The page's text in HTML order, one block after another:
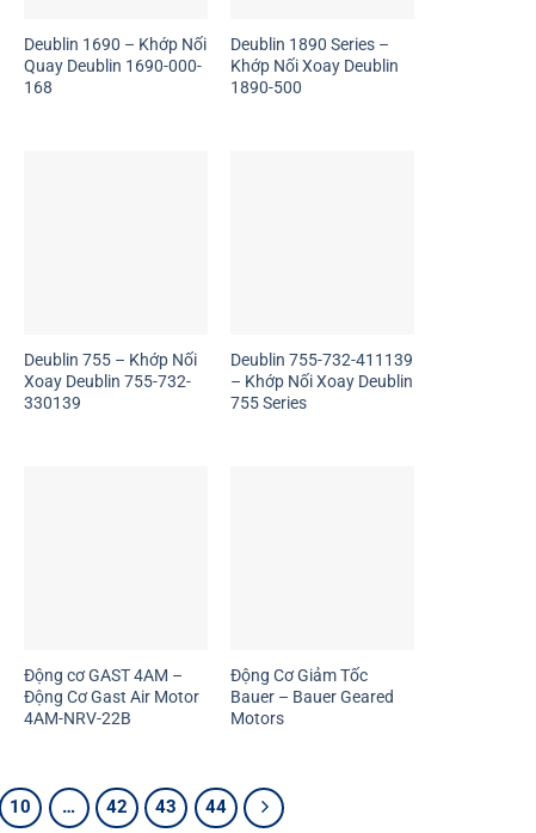
Deublin 1690 – Khớp Nối
Quay Deublin 1690-000-
168
Deublin 1890 Series –
Khớp Nối Xoay Deublin
1890-500
Deublin 755 – Khớp Nối
Xoay Deublin 755-732-
330139
Deublin 755-732-411139
– Khớp Nối Xoay Deublin
755 Series
Động cơ GAST 4AM –
Động Cơ Gast Air Motor
4AM-NRV-22B
Động Cơ Giảm Tốc
Bauer – Bauer Geared
Motors
10 … 42 43 44